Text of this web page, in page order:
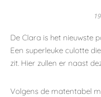
De Clara is het nieuwste
Een superleuke culotte
zit. Hier zullen er naast
Volgens de matentabel